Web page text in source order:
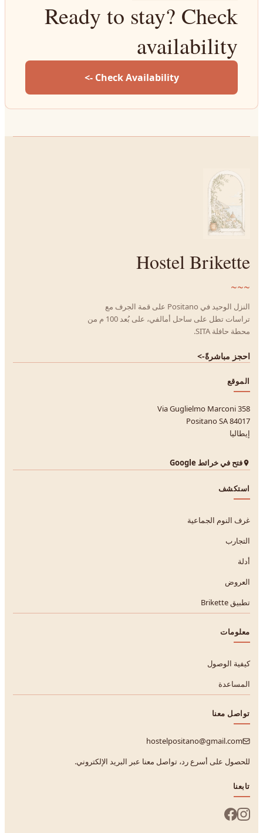
Ready to stay? Check
availability
Check Availability ->
Hostel Brikette
~~~
النزل الوحيد في Positano على قمة الجرف مع
تراسات تطل على ساحل أمالفي، على بُعد 100 م من
محطة حافلة SITA.
احجز مباشرةً->
الموقع
Via Guglielmo Marconi 358
84017 Positano SA
إيطاليا
فتح في خرائط Google
استكشف
غرف النوم الجماعية
التجارب
أدلة
العروض
تطبيق Brikette
معلومات
كيفية الوصول
المساعدة
تواصل معنا
hostelpositano@gmail.com
للحصول على أسرع رد، تواصل معنا عبر البريد الإلكتروني.
تابعنا